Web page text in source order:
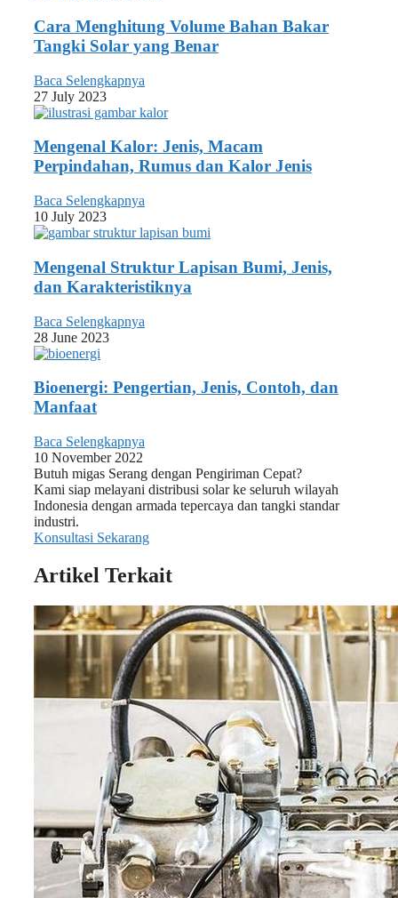
Cara Menghitung Volume Bahan Bakar
Tangki Solar yang Benar
Baca Selengkapnya
27 July 2023
Mengenal Kalor: Jenis, Macam
Perpindahan, Rumus dan Kalor Jenis
Baca Selengkapnya
10 July 2023
Mengenal Struktur Lapisan Bumi, Jenis,
dan Karakteristiknya
Baca Selengkapnya
28 June 2023
Bioenergi: Pengertian, Jenis, Contoh, dan
Manfaat
Baca Selengkapnya
10 November 2022
Butuh migas Serang dengan Pengiriman Cepat?
Kami siap melayani distribusi solar ke seluruh wilayah
Indonesia dengan armada tepercaya dan tangki standar
industri.
Konsultasi Sekarang
Artikel Terkait